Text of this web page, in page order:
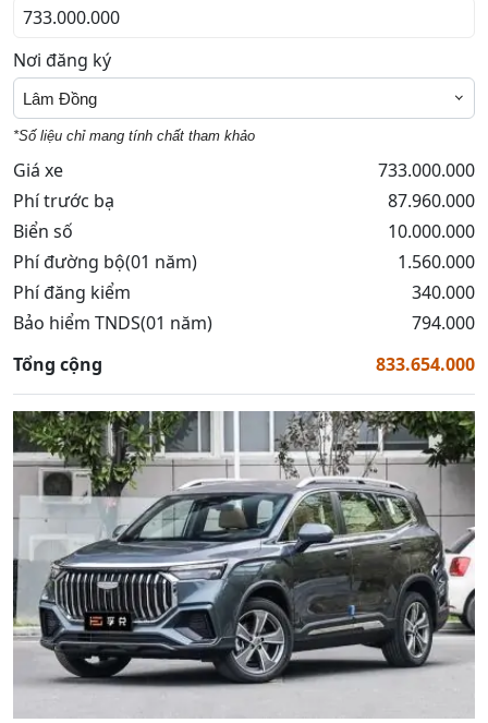
Nơi đăng ký
Lâm Đồng
*Số liệu chỉ mang tính chất tham khảo
Giá xe
733.000.000
Phí trước bạ
87.960.000
Biển số
10.000.000
Phí đường bộ(01 năm)
1.560.000
Phí đăng kiểm
340.000
Bảo hiểm TNDS(01 năm)
794.000
Tổng cộng
833.654.000